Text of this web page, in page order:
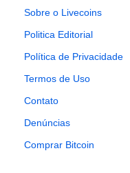
Sobre o Livecoins
Politica Editorial
Política de Privacidade
Termos de Uso
Contato
Denúncias
Comprar Bitcoin